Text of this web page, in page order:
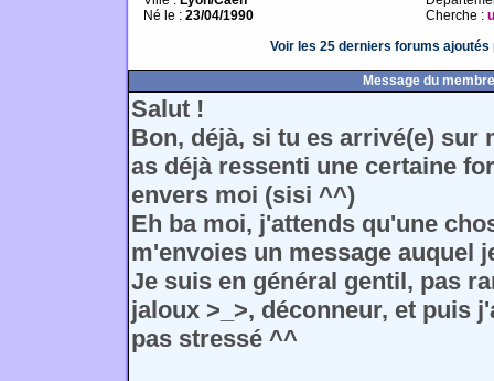
Né le : 23/04/1990
Cherche :
Voir les 25 derniers forums ajoutés
Message du membre
Salut !
Bon, déjà, si tu es arrivé(e) sur
as déjà ressenti une certaine
envers moi (sisi ^^)
Eh ba moi, j'attends qu'une
m'envoies un message auquel
Je suis en général gentil, pas
jaloux >_>, déconneur, et puis
pas stressé ^^